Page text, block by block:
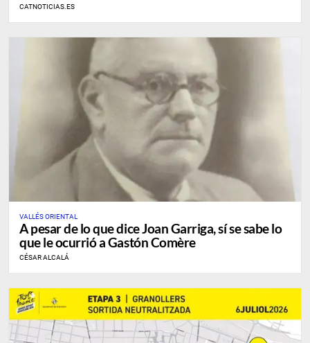
CATNOTICIAS.ES
VALLÉS ORIENTAL
A pesar de lo que dice Joan Garriga, sí se sabe lo
que le ocurrió a Gastón Comère
CÉSAR ALCALÁ